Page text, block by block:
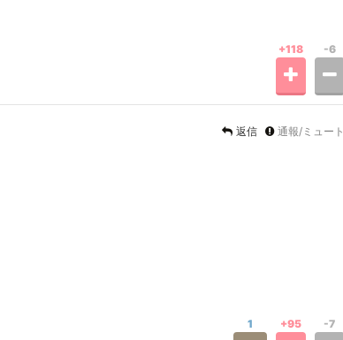
+118 -6
返信 通報/ミュート
1 +95 -7